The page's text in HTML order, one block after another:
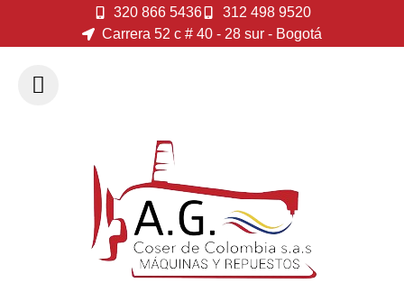
320 866 5436
312 498 9520
Carrera 52 c # 40 - 28 sur - Bogotá